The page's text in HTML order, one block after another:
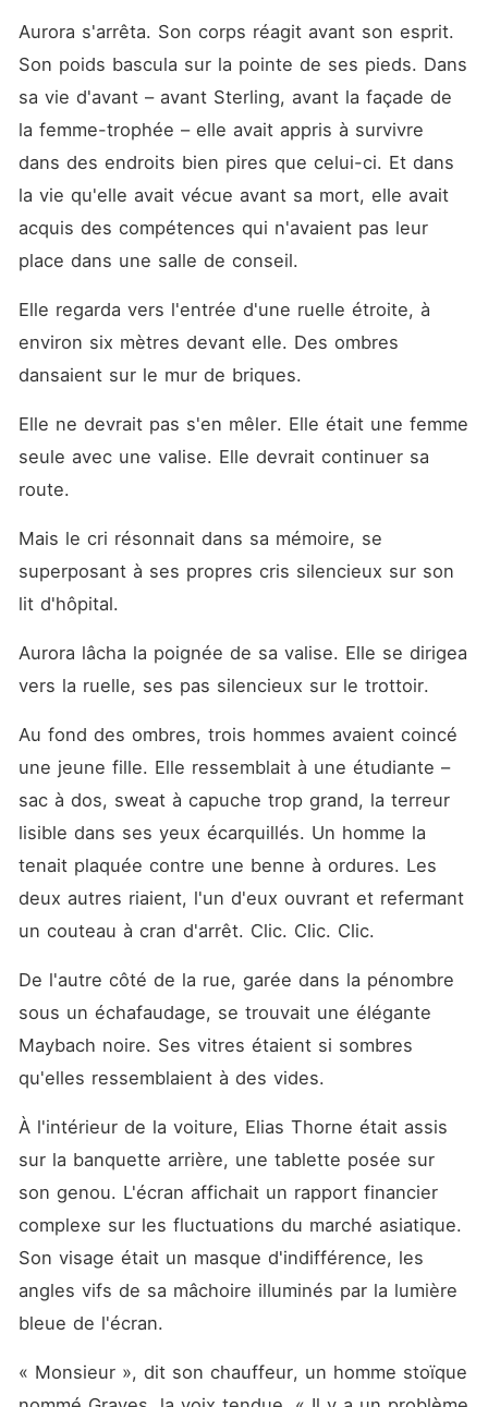
Aurora s'arrêta. Son corps réagit avant son esprit.
Son poids bascula sur la pointe de ses pieds. Dans
sa vie d'avant – avant Sterling, avant la façade de
la femme-trophée – elle avait appris à survivre
dans des endroits bien pires que celui-ci. Et dans
la vie qu'elle avait vécue avant sa mort, elle avait
acquis des compétences qui n'avaient pas leur
place dans une salle de conseil.
Elle regarda vers l'entrée d'une ruelle étroite, à
environ six mètres devant elle. Des ombres
dansaient sur le mur de briques.
Elle ne devrait pas s'en mêler. Elle était une femme
seule avec une valise. Elle devrait continuer sa
route.
Mais le cri résonnait dans sa mémoire, se
superposant à ses propres cris silencieux sur son
lit d'hôpital.
Aurora lâcha la poignée de sa valise. Elle se dirigea
vers la ruelle, ses pas silencieux sur le trottoir.
Au fond des ombres, trois hommes avaient coincé
une jeune fille. Elle ressemblait à une étudiante –
sac à dos, sweat à capuche trop grand, la terreur
lisible dans ses yeux écarquillés. Un homme la
tenait plaquée contre une benne à ordures. Les
deux autres riaient, l'un d'eux ouvrant et refermant
un couteau à cran d'arrêt. Clic. Clic. Clic.
De l'autre côté de la rue, garée dans la pénombre
sous un échafaudage, se trouvait une élégante
Maybach noire. Ses vitres étaient si sombres
qu'elles ressemblaient à des vides.
À l'intérieur de la voiture, Elias Thorne était assis
sur la banquette arrière, une tablette posée sur
son genou. L'écran affichait un rapport financier
complexe sur les fluctuations du marché asiatique.
Son visage était un masque d'indifférence, les
angles vifs de sa mâchoire illuminés par la lumière
bleue de l'écran.
« Monsieur », dit son chauffeur, un homme stoïque